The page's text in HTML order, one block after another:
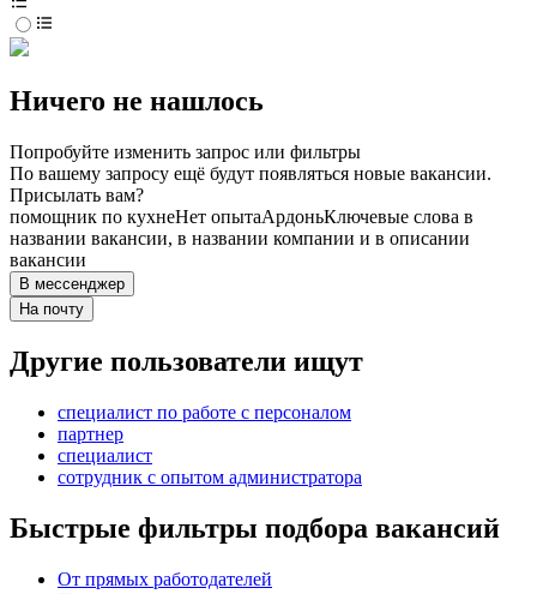
Ничего не нашлось
Попробуйте изменить запрос или фильтры
По вашему запросу ещё будут появляться новые вакансии.
Присылать вам?
помощник по кухнеНет опытаАрдоньКлючевые слова в
названии вакансии, в названии компании и в описании
вакансии
В мессенджер
На почту
Другие пользователи ищут
специалист по работе с персоналом
партнер
специалист
сотрудник с опытом администратора
Быстрые фильтры подбора вакансий
От прямых работодателей